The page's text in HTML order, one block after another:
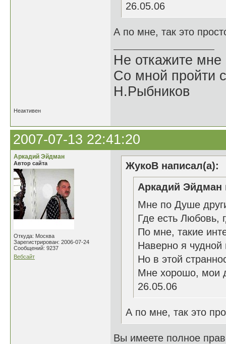
26.05.06
А по мне, так это
Не откажите мне
Со мной пройти
Н.Рыбников
Неактивен
2007-07-13 22:41:20
Аркадий Эйдман
Автор сайта
Откуда: Москва
Зарегистрирован: 2006-07-24
Сообщений: 9237
Вебсайт
ЖукоВ написал(а):
Аркадий Эйдман
Мне по Душе
Где есть Любовь,
По мне, такие
Наверно я чудной
Но в этой
Мне хорошо, мои
26.05.06
А по мне, так это
Вы имеете полное